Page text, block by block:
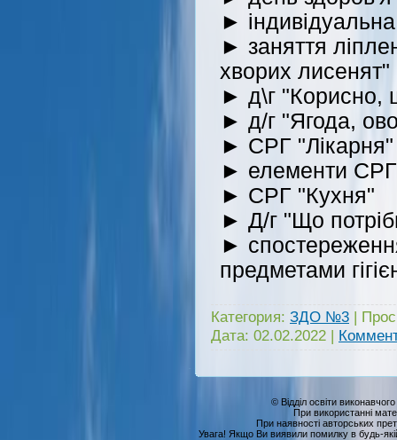
►
► заняття
хворих лисенят"
► д\г "Корисно,
► д/г "Ягода,
► СРГ
► елементи
► СРГ "Кухня"
► Д/г "Що
►
предметами
Категория: ЗДО №3 |
Дата: 02.02.2022 |
© Відділ освіти
При використанні
При наявності авторських
Увага! Якщо Ви виявили помилку в будь-якій